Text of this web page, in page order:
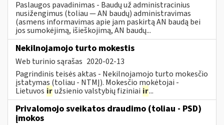
Paslaugos pavadinimas - Baudų už administracinius
nusižengimus (toliau — AN baudų) administravimas
(asmens informavimas apie jam paskirtą AN baudą bei
jos sumokėjimą, išieškojimą, AN baudų...
Nekilnojamojo turto mokestis
Web turinio sąrašas 2020-02-13
Pagrindinis teisės aktas - Nekilnojamojo turto mokesčio
įstatymas (toliau - NTMĮ). Mokesčio mokėtojai -
Lietuvos iružsienio valstybių fiziniai ir...
Privalomojo sveikatos draudimo (toliau - PSD)
įmokos